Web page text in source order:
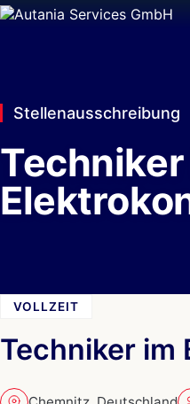
Stellenausschreibung
VOLLZEIT
Techniker